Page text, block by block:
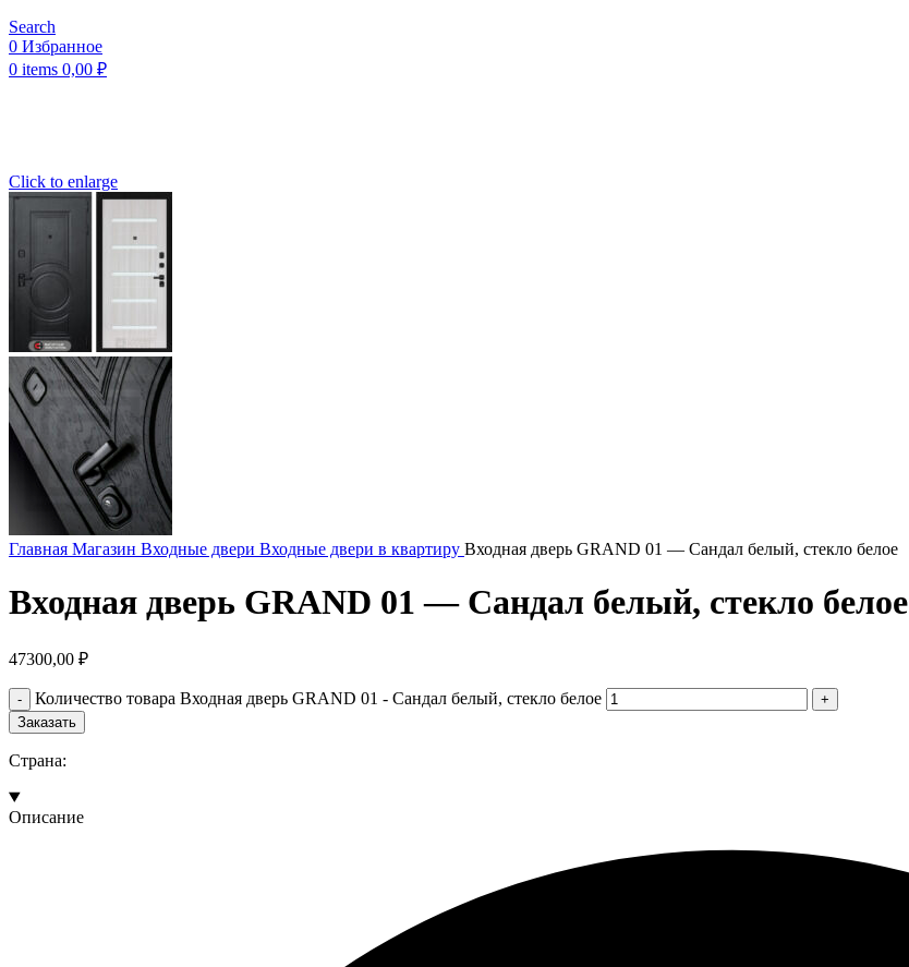
Search
0 Избранное
0 items 0,00 ₽
Click to enlarge
Главная Магазин Входные двери Входные двери в квартиру Входная дверь GRAND 01 — Сандал белый, стекло белое
Входная дверь GRAND 01 — Сандал белый, стекло белое
47300,00 ₽
Количество товара Входная дверь GRAND 01 - Сандал белый, стекло белое
Заказать
Страна:
Описание